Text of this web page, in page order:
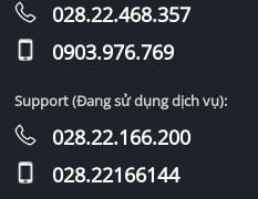
028.22.468.357
0903.976.769
Support (Đang sử dụng dịch vụ):
028.22.166.200
028.22166144